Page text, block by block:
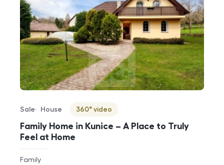
Family Home in Kunice – A Place to Truly
Feel at Home
Offer type
Sale
Property type
House
Virtuální prohlídka
360° video
rozměry
Family